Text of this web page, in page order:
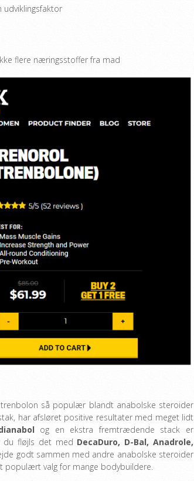
udviklingsfaktor
flere næringsstoffer fra mad
så populær blandt anabolske steroider
har afsløret positive resultater med meget lidt
og en ekstra fremtrædende stack er
du fløjls det med DecaDuro, D-Bal, Anadrole,
godt sammen med andre anabolske steroider
populært valg for mange bodybuildere.